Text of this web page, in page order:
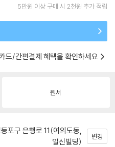
5만원 이상 구매 시 2천원 추가 적립
드/간편결제 혜택을 확인하세요
원서
포구 은행로 11(여의도동,
일신빌딩)
변경